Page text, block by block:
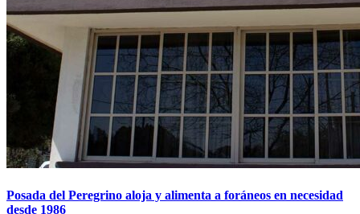
Posada del Peregrino aloja y alimenta a foráneos en necesidad
desde 1986